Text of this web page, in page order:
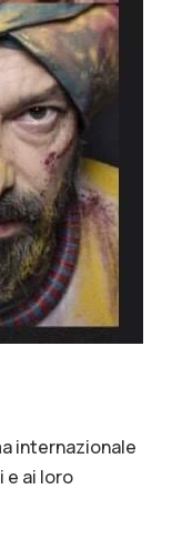
internazionale
e ai loro